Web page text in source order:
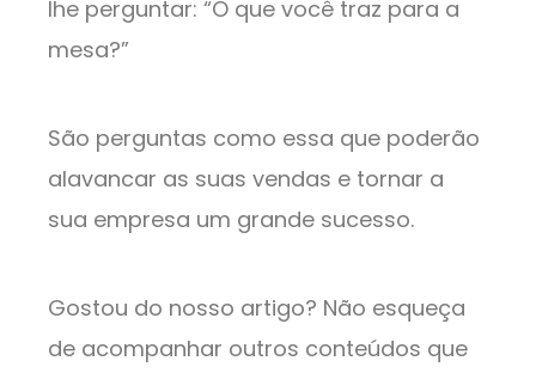
lhe perguntar: “O que você traz para a
mesa?”
São perguntas como essa que poderão
alavancar as suas vendas e tornar a
sua empresa um grande sucesso.
Gostou do nosso artigo? Não esqueça
de acompanhar outros conteúdos que